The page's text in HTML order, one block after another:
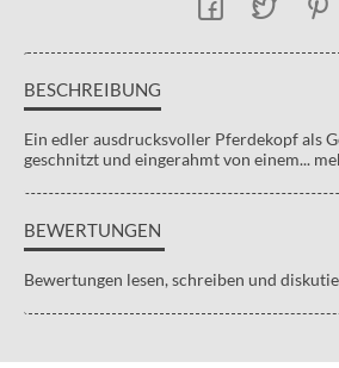
BESCHREIBUNG
Ein edler ausdrucksvoller Pferdekopf als
geschnitzt und eingerahmt von einem...
BEWERTUNGEN
Bewertungen lesen, schreiben und